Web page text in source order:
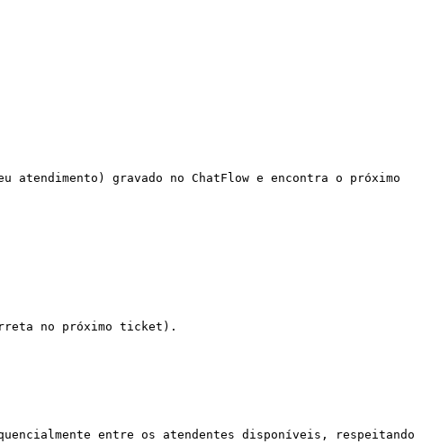
gravado no ChatFlow e encontra o próximo
no próximo ticket).
entre os atendentes disponíveis, respeitando